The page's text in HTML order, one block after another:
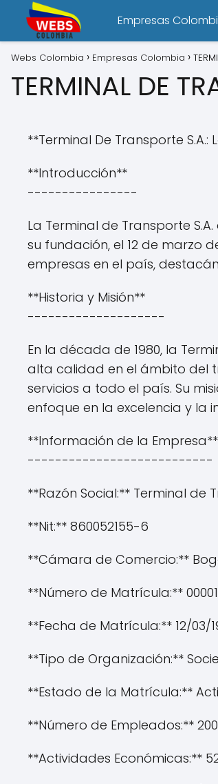
Empresas
Webs Colombia Empresas Colombia
TERMINAL DE
**Terminal De Transporte
**Introducción**
----------------
La Terminal de Transporte
su fundación, el 12 de marzo
empresas en el país,
**Historia y Misión**
--------------------
En la década de 1980, la
alta calidad en el ámbito del
servicios a todo el país. Su
enfoque en la excelencia y la
**Información de la Empresa**
---------------------------
**Razón Social:** Terminal de
**Nit:** 860052155-6
**Cámara de Comercio:**
**Número de Matrícula:**
**Fecha de Matrícula:** 12/03/
**Tipo de Organización:**
**Estado de la Matrícula:**
**Número de Empleados:** 200
**Actividades Económicas:**